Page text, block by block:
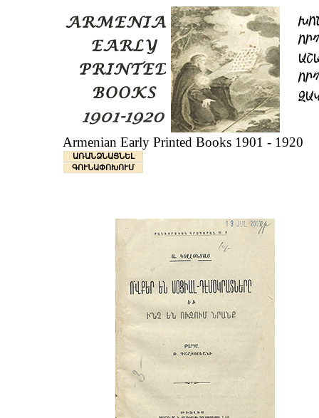
Armenian Early Printed Books 1901 - 1920
ԱՌԱՆՁՆԱՑՆԵԼ
ԳՈՒՆԱՓՈԽՈՒՄ